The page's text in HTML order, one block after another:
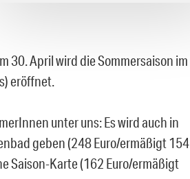
30. April wird die Sommersaison im
eröffnet.
unter uns: Es wird auch in
geben (248 Euro/ermäßigt 154
Saison-Karte (162 Euro/ermäßigt